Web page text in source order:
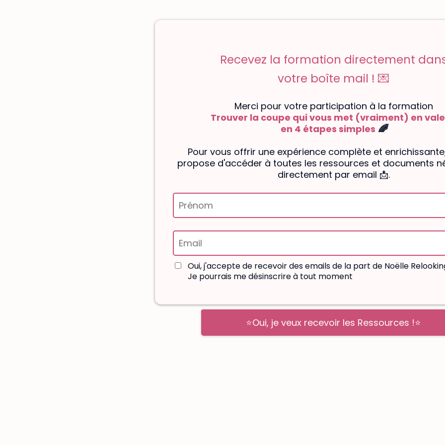
Recevez la formation directement
votre boîte mail ! 💌
Merci pour votre participation à la formation
Trouver la coupe qui vous met (vraiment) en
en 4 étapes simples 🌈
Pour vous offrir une expérience complète et
propose d'accéder à toutes les ressources et documents
directement par email 📩.
Oui, j'accepte de recevoir des emails de la part de Noëlle
Je pourrais me désinscrire à tout moment
⭐️Oui, je veux recevoir les Ressources !⭐️